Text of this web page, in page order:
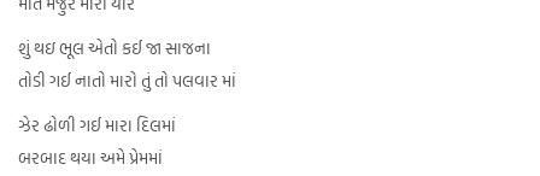
શું થઇ ભૂલ એતો કઈ જા સાજના
તોડી ગઈ નાતો મારો તું તો પલવાર માં
ઝેર ઢોળી ગઈ મારા દિલમાં
બરબાદ થયા અમે પ્રેમમાં